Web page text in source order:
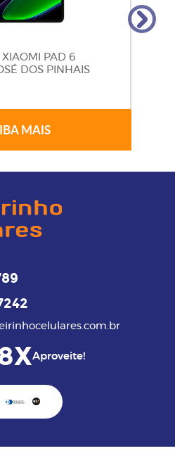
XIAOMI PAD 6
DOS PINHAIS
MAIS
Aproveite!